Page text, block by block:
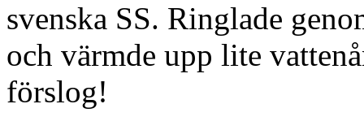
svenska SS. Ringlade
och värmde upp lite
förslog!